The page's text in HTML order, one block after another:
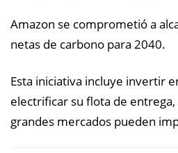
Amazon se comprometió a
netas de carbono para 2040.
Esta iniciativa incluye invertir
electrificar su flota de
grandes mercados pueden